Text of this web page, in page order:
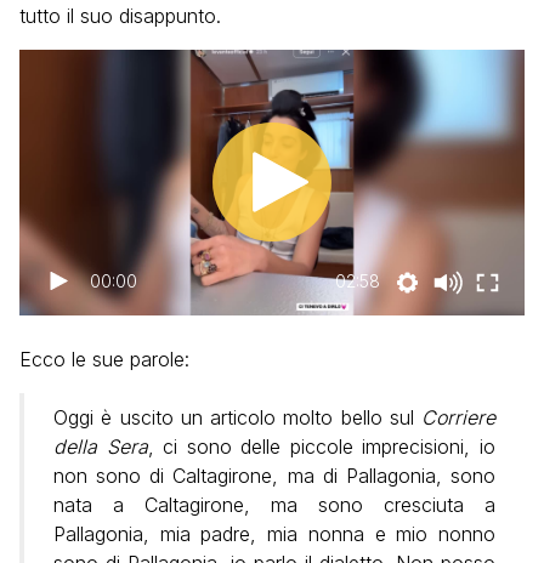
tutto il suo disappunto.
00:00 02:58
Ecco le sue parole:
Oggi è uscito un articolo molto bello sul Corriere
della Sera, ci sono delle piccole imprecisioni, io
non sono di Caltagirone, ma di Pallagonia, sono
nata a Caltagirone, ma sono cresciuta a
Pallagonia, mia padre, mia nonna e mio nonno